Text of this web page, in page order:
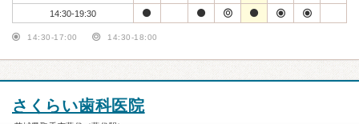
14:30-19:30
14:30-17:00 14:30-18:00
さくらい歯科医院